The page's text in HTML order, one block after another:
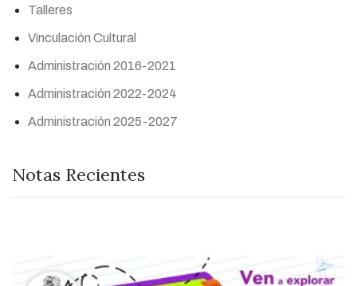
Talleres
Vinculación Cultural
Administración 2016-2021
Administración 2022-2024
Administración 2025-2027
Notas Recientes